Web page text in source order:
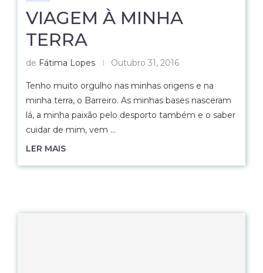
VIAGEM À MINHA
TERRA
de Fátima Lopes Outubro 31, 2016
Tenho muito orgulho nas minhas origens e na
minha terra, o Barreiro. As minhas bases nasceram
lá, a minha paixão pelo desporto também e o saber
cuidar de mim, vem …
LER MAIS